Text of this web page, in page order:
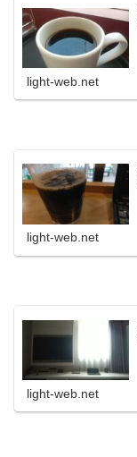
light-web.net
light-web.net
light-web.net